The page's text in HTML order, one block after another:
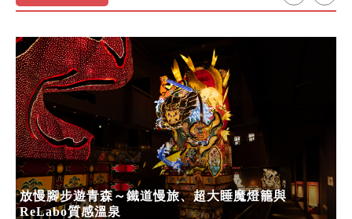
放慢腳步遊青森～鐵道慢旅、超大睡魔燈籠與
ReLabo質感溫泉